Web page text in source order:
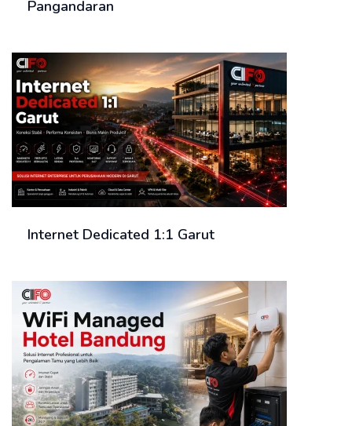
Pangandaran
Internet Dedicated 1:1 Garut